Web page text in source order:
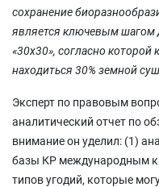
сохранение
является ключевым шагом
«30х30», согласно
находиться 30% земной
Эксперт по правовым
аналитический отчет по
внимание он уделил: (1)
базы КР международным
типов угодий, которые